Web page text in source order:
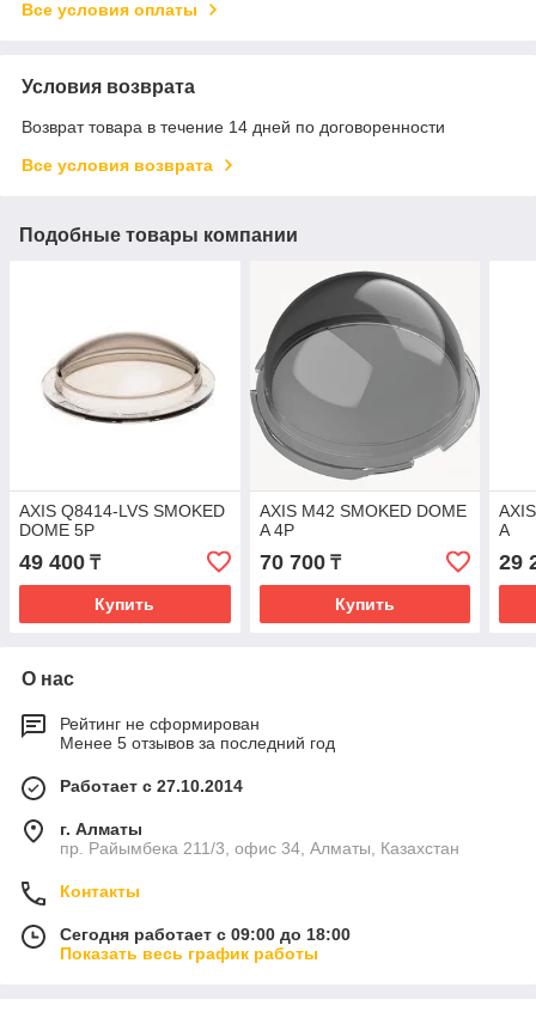
Все условия оплаты
Условия возврата
Возврат товара в течение 14 дней по договоренности
Все условия возврата
Подобные товары компании
AXIS Q8414-LVS SMOKED
DOME 5P
49 400 ₸
Купить
AXIS M42 SMOKED DOME
A 4P
70 700₸
Купить
A
29
О нас
Рейтинг не сформирован
Менее 5 отзывов за последний год
Работает с 27.10.2014
г. Алматы
пр. Райымбека 211/3, офис 34, Алматы, Казахстан
Контакты
Сегодня работает с 09:00 до 18:00
Показать весь график работы